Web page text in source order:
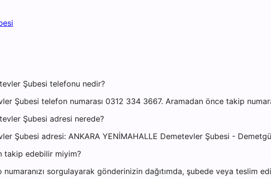
Şubesi telefonu nedir?
Şubesi telefon numarası 0312 334 3667. Aramadan önce takip
Şubesi adresi nerede?
Şubesi adresi: ANKARA YENİMAHALLE Demetevler Şubesi -
takip edebilir miyim?
sorgulayarak gönderinizin dağıtımda, şubede veya teslim